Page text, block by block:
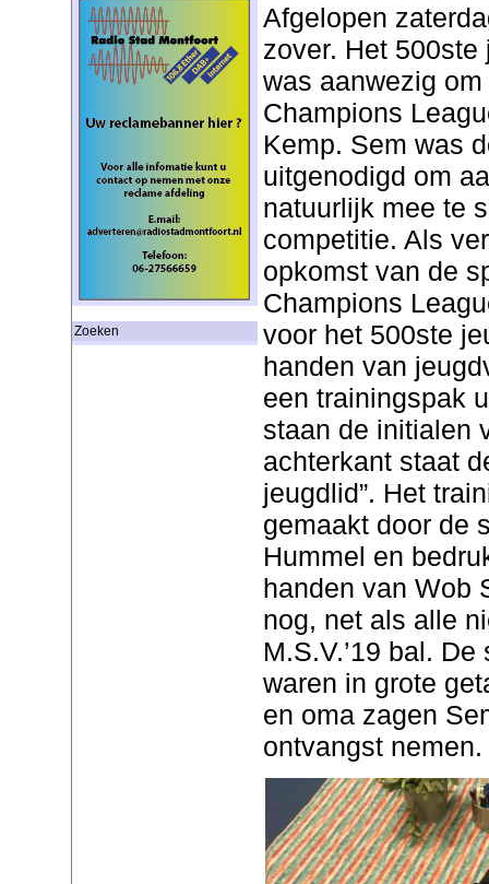
Zoeken
Afgelopen
zover. Het 500ste
was aanwezig
Champions
Kemp. Sem was
uitgenodigd om
natuurlijk mee te
competitie. Als
opkomst van de
Champions
voor het 500ste
handen van
een trainingspak
staan de initialen
achterkant staat
jeugdlid”. Het
gemaakt door de
Hummel en
handen van Wob
nog, net als alle
M.S.V.’19 bal.
waren in grote
en oma zagen
ontvangst nemen.